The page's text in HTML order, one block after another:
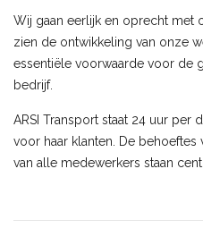
Wij gaan eerlijk en oprecht met
zien de ontwikkeling van onze
essentiële voorwaarde voor de
bedrijf.
ARSI Transport staat 24 uur per
voor haar klanten. De behoeftes
van alle medewerkers staan